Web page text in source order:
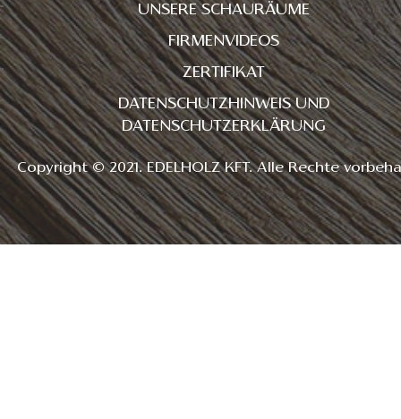
UNSERE SCHAURÄUME
FIRMENVIDEOS
ZERTIFIKAT
DATENSCHUTZHINWEIS UND
DATENSCHUTZERKLÄRUNG
Copyright © 2021. EDELHOLZ KFT. Alle Rechte